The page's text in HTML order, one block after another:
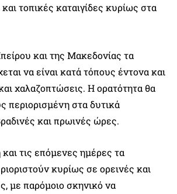
τοπικές καταιγίδες κυρίως στα
και της Μακεδονίας τα
να είναι κατά τόπους έντονα και
χαλαζοπτώσεις. Η ορατότητα θα
περιορισμένη στα δυτικά
και πρωινές ώρες.
τις επόμενες ημέρες τα
κυρίως σε ορεινές και
με παρόμοιο σκηνικό να